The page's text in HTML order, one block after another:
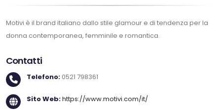
Motivi è il brand italiano dallo stile glamour e di tendenza per la
donna contemporanea, femminile e romantica.
Contatti
Telefono: 0521 798361
Sito Web:https://www.motivi.com/it/